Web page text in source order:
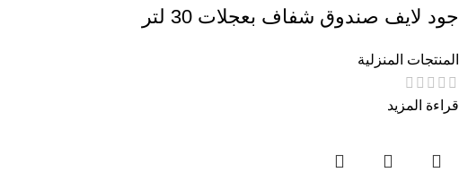
جود لايف صندوق شفاف بعجلات 30 لتر
المنتجات المنزلية
قراءة المزيد